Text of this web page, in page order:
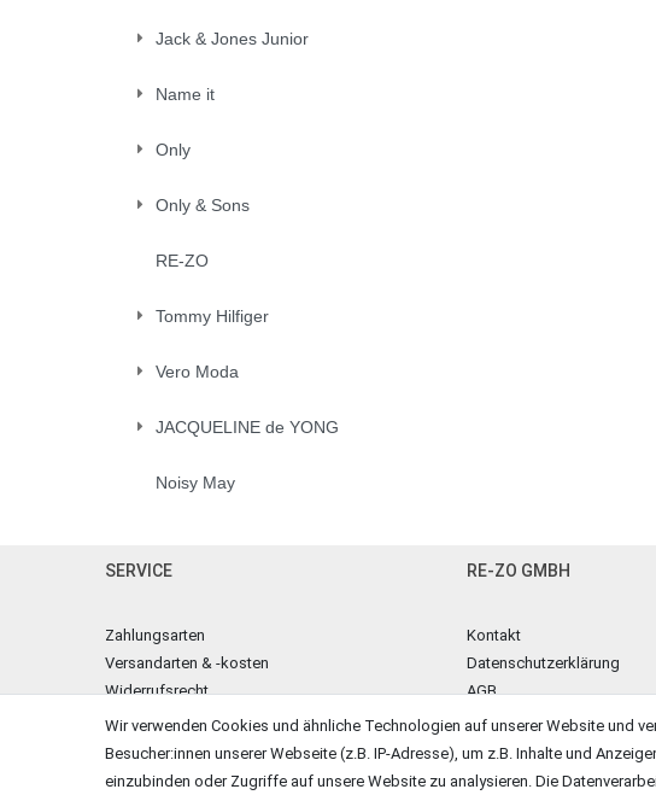
Jack & Jones Junior
Name it
Only
Only & Sons
RE-ZO
Tommy Hilfiger
Vero Moda
JACQUELINE de YONG
Noisy May
SERVICE
Zahlungsarten
Versandarten & -kosten
Widerrufsrecht
Warenkorb
Zur Kasse
Hilfe
RE-ZO GMBH
Kontakt
Datenschutzerklärung
AGB
Impressum
Wir verwenden Cookies und ähnliche Technologien auf unserer Website und
Besucher:innen unserer Webseite (z.B. IP-Adresse), um z.B. Inhalte und
einzubinden oder Zugriffe auf unsere Website zu analysieren. Die